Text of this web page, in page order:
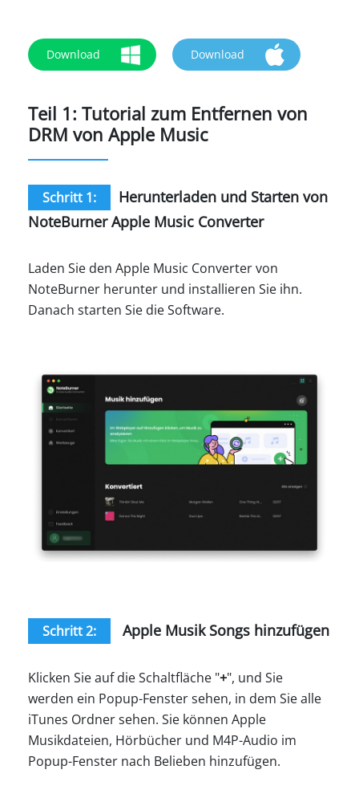
Download Download
Teil 1: Tutorial zum Entfernen von
DRM von Apple Music
Schritt 1:
Herunterladen und Starten von
NoteBurner Apple Music Converter
Laden Sie den Apple Music Converter von
NoteBurner herunter und installieren Sie ihn.
Danach starten Sie die Software.
Schritt 2: Apple Musik Songs hinzufügen
Klicken Sie auf die Schaltfläche "+", und Sie
werden ein Popup-Fenster sehen, in dem Sie alle
iTunes Ordner sehen. Sie können Apple
Musikdateien, Hörbücher und M4P-Audio im
Popup-Fenster nach Belieben hinzufügen.